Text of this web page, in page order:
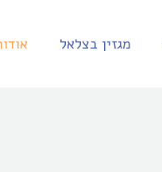
מגזין בצלאל